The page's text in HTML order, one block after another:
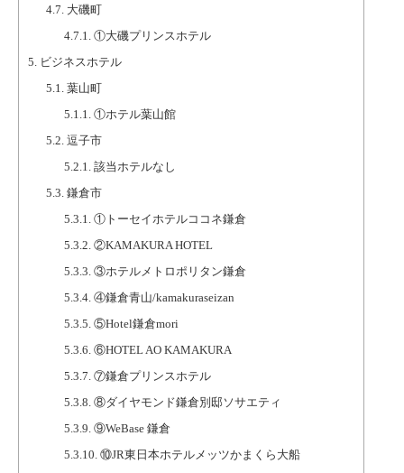
4.7.大磯町
4.7.1.①大磯プリンスホテル
5. ビジネスホテル
5.1.葉山町
5.1.1.①ホテル葉山館
5.2.逗子市
5.2.1.該当ホテルなし
5.3.鎌倉市
5.3.1.①トーセイホテルココネ鎌倉
5.3.2.②KAMAKURA HOTEL
5.3.3.③ホテルメトロポリタン鎌倉
5.3.4.④鎌倉青山/kamakuraseizan
5.3.5.⑤Hotel鎌倉mori
5.3.6.⑥HOTEL AO KAMAKURA
5.3.7.⑦鎌倉プリンスホテル
5.3.8.⑧ダイヤモンド鎌倉別邸ソサエティ
5.3.9.⑨WeBase 鎌倉
5.3.10.⑩JR東日本ホテルメッツかまくら大船